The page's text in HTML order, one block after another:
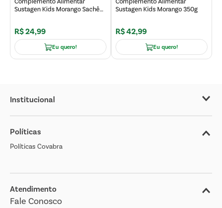
Sustagen Kids Morango Sachê
R$24,99
Eu quero!
Sustagen Kids Morango 350g
R$42,99
Eu quero!
Institucional
Sobre o Covabra
Nossas Lojas
Cliente Bem Estar
Jornal de Ofertas
Transparência Salarial
Políticas
Políticas Covabra
Atendimento
Fale Conosco